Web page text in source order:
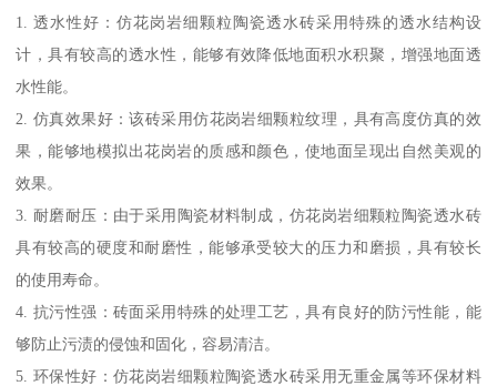
1. 透水性好：仿花岗岩细颗粒陶瓷透水砖采用特殊的透水结构设
计，具有较高的透水性，能够有效降低地面积水积聚，增强地面透
水性能。
2. 仿真效果好：该砖采用仿花岗岩细颗粒纹理，具有高度仿真的效
果，能够地模拟出花岗岩的质感和颜色，使地面呈现出自然美观的
效果。
3. 耐磨耐压：由于采用陶瓷材料制成，仿花岗岩细颗粒陶瓷透水砖
具有较高的硬度和耐磨性，能够承受较大的压力和磨损，具有较长
的使用寿命。
4. 抗污性强：砖面采用特殊的处理工艺，具有良好的防污性能，能
够防止污渍的侵蚀和固化，容易清洁。
5. 环保性好：仿花岗岩细颗粒陶瓷透水砖采用无重金属等环保材料